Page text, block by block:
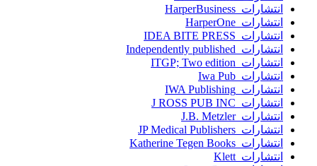
انتشارات HarperBusiness
انتشارات HarperOne
انتشارات IDEA BITE PRESS
انتشارات Independently published
انتشارات ITGP; Two edition
انتشارات Iwa Pub
انتشارات IWA Publishing
انتشارات J ROSS PUB INC
انتشارات J.B. Metzler
انتشارات JP Medical Publishers
انتشارات Katherine Tegen Books
انتشارات Klett